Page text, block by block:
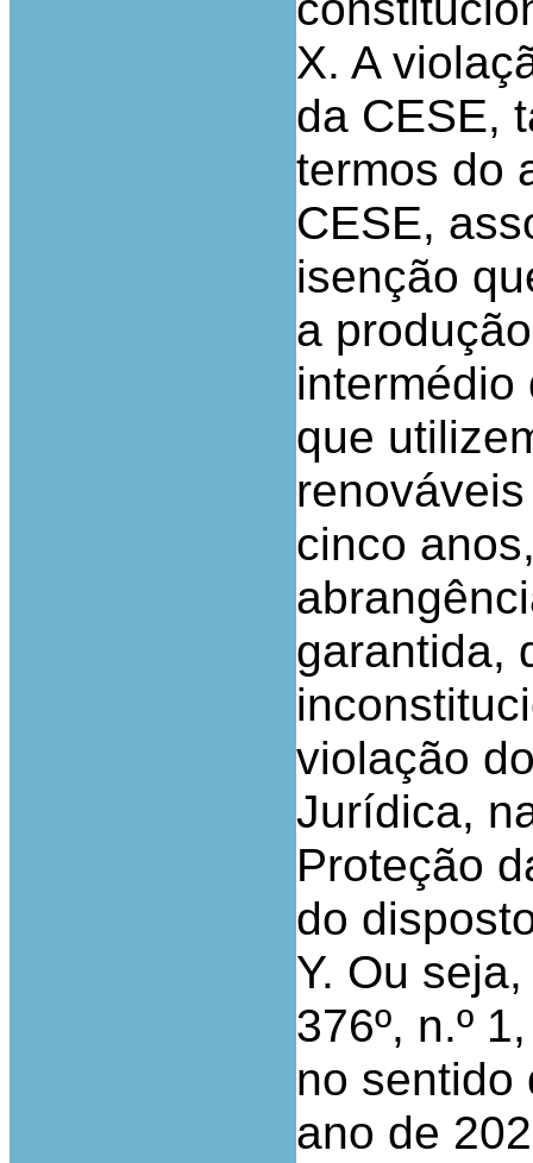
X. A
da CESE,
termos do
CESE,
isenção
a
intermédio
que
cinco
garantida,
violação
Jurídica,
Proteção
do
Y. Ou
376º, n.º
no sentido
ano de